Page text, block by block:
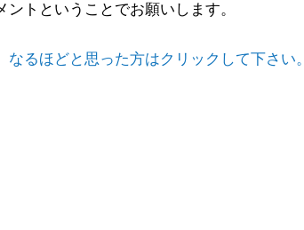
トということでお願いします。
るほどと思った方はクリックして下さい。